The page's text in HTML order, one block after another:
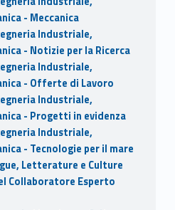
- Meccanica
Industriale,
- Notizie per la Ricerca
Industriale,
- Offerte di Lavoro
Industriale,
- Progetti in evidenza
Industriale,
- Tecnologie per il mare
Letterature e Culture
Collaboratore Esperto